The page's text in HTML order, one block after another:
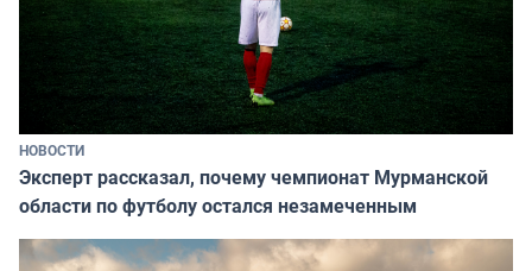
НОВОСТИ
Эксперт рассказал, почему чемпионат Мурманской
области по футболу остался незамеченным